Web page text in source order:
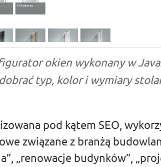
okien wykonany w
typ, kolor i wymiary
pod kątem SEO,
związane z branżą
„renowacje budynków”,